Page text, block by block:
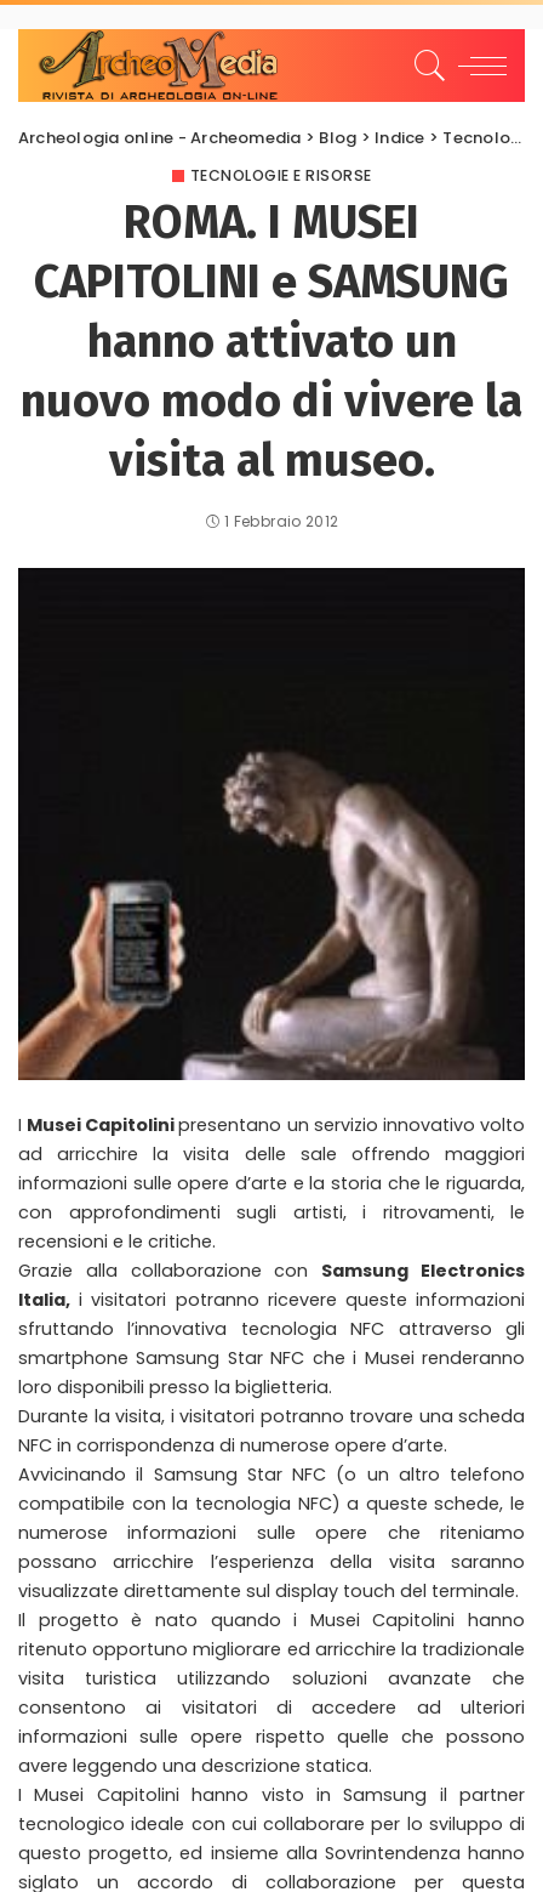
Archeologia online - Archeomedia > Blog > Indice > Tecnologie e risorse
TECNOLOGIE E RISORSE
ROMA. I MUSEI
CAPITOLINI e SAMSUNG
hanno attivato un
nuovo modo di vivere la
visita al museo.
1 Febbraio 2012
I Musei Capitolinipresentano un servizio innovativo volto
ad arricchire la visita delle sale offrendo maggiori
informazioni sulle opere d’arte e la storia che le riguarda,
con approfondimenti sugli artisti, i ritrovamenti, le
recensioni e le critiche.
Grazie alla collaborazione con Samsung Electronics
Italia, i visitatori potranno ricevere queste informazioni
sfruttando l’innovativa tecnologia NFC attraverso gli
smartphone Samsung Star NFC che i Musei renderanno
loro disponibili presso la biglietteria.
Durante la visita, i visitatori potranno trovare una scheda
NFC in corrispondenza di numerose opere d’arte.
Avvicinando il Samsung Star NFC (o un altro telefono
compatibile con la tecnologia NFC) a queste schede, le
numerose informazioni sulle opere che riteniamo
possano arricchire l’esperienza della visita saranno
visualizzate direttamente sul display touch del terminale.
Il progetto è nato quando i Musei Capitolini hanno
ritenuto opportuno migliorare ed arricchire la tradizionale
visita turistica utilizzando soluzioni avanzate che
consentono ai visitatori di accedere ad ulteriori
informazioni sulle opere rispetto quelle che possono
avere leggendo una descrizione statica.
I Musei Capitolini hanno visto in Samsung il partner
tecnologico ideale con cui collaborare per lo sviluppo di
questo progetto, ed insieme alla Sovrintendenza hanno
siglato un accordo di collaborazione per questa